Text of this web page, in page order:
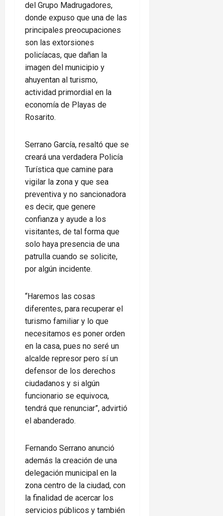
del Grupo Madrugadores,
donde expuso que una de las
principales preocupaciones
son las extorsiones
policíacas, que dañan la
imagen del municipio y
ahuyentan al turismo,
actividad primordial en la
economía de Playas de
Rosarito.
Serrano García, resaltó que se
creará una verdadera Policía
Turística que camine para
vigilar la zona y que sea
preventiva y no sancionadora
es decir, que genere
confianza y ayude a los
visitantes, de tal forma que
solo haya presencia de una
patrulla cuando se solicite,
por algún incidente.
“Haremos las cosas
diferentes, para recuperar el
turismo familiar y lo que
necesitamos es poner orden
en la casa, pues no seré un
alcalde represor pero sí un
defensor de los derechos
ciudadanos y si algún
funcionario se equivoca,
tendrá que renunciar”, advirtió
el abanderado.
Fernando Serrano anunció
además la creación de una
delegación municipal en la
zona centro de la ciudad, con
la finalidad de acercar los
servicios públicos y también